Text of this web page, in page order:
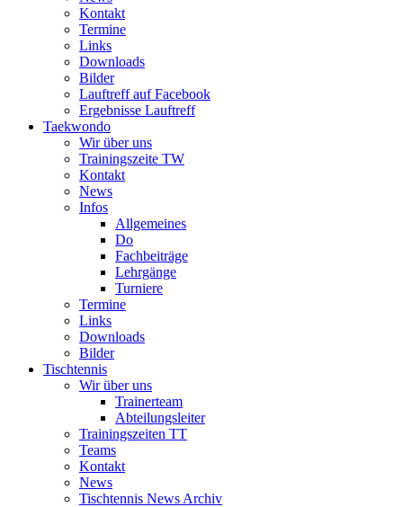
Kontakt
Termine
Links
Downloads
Bilder
Lauftreff auf Facebook
Ergebnisse Lauftreff
Taekwondo
Wir über uns
Trainingszeite TW
Kontakt
News
Infos
Allgemeines
Do
Fachbeiträge
Lehrgänge
Turniere
Termine
Links
Downloads
Bilder
Tischtennis
Wir über uns
Trainerteam
Abteilungsleiter
Trainingszeiten TT
Teams
Kontakt
News
Tischtennis News Archiv